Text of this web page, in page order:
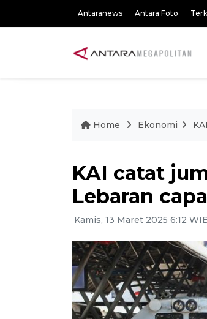
Antaranews Antara Foto
Home Ekonomi
KAI catat
Lebaran
Kamis, 13 Maret 2025 6:12